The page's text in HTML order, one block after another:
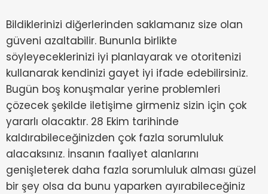
Bildiklerinizi diğerlerinden saklamanız size olan
güveni azaltabilir. Bununla birlikte
söyleyeceklerinizi iyi planlayarak ve otoritenizi
kullanarak kendinizi gayet iyi ifade edebilirsiniz.
Bugün boş konuşmalar yerine problemleri
çözecek şekilde iletişime girmeniz sizin için çok
yararlı olacaktır. 28 Ekim tarihinde
kaldırabileceğinizden çok fazla sorumluluk
alacaksınız. İnsanın faaliyet alanlarını
genişleterek daha fazla sorumluluk alması güzel
bir şey olsa da bunu yaparken ayırabileceğiniz